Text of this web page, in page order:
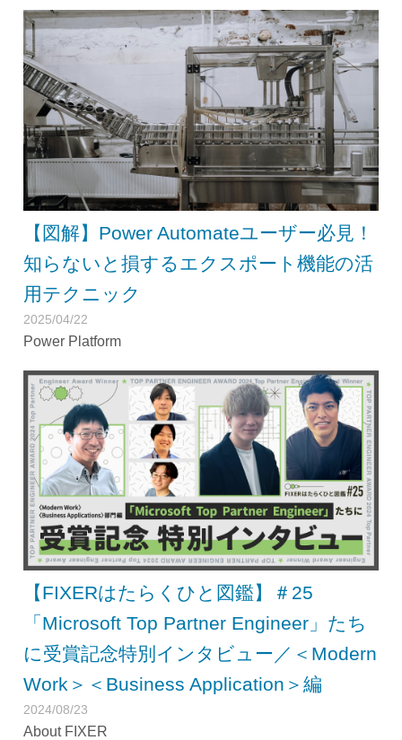
【図解】Power Automateユーザー必見！
知らないと損するエクスポート機能の活
用テクニック
2025/04/22
Power Platform
【FIXERはたらくひと図鑑】＃25
「Microsoft Top Partner Engineer」たち
に受賞記念特別インタビュー／＜Modern
Work＞＜Business Application＞編
2024/08/23
About FIXER